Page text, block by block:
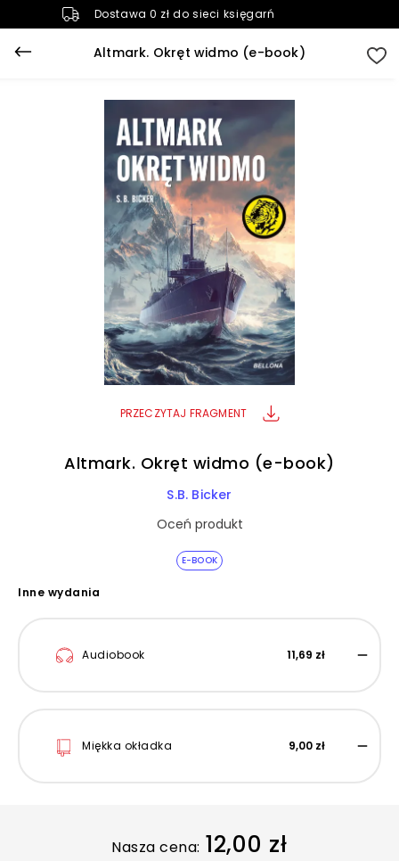
Dostawa 0 zł do sieci księgarń
Altmark. Okręt widmo (e-book)
PRZECZYTAJ FRAGMENT
E-BOOK
Altmark. Okręt widmo (e-book)
S.B. Bicker
Oceń produkt
Inne wydania
Audiobook 11,69 zł
Miękka okładka 9,00 zł
Nasza cena: 12,00 zł